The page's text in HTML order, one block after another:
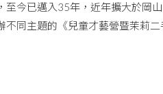
至今已邁入35年，近年擴大於岡
不同主題的《兒童才藝營暨茉莉二